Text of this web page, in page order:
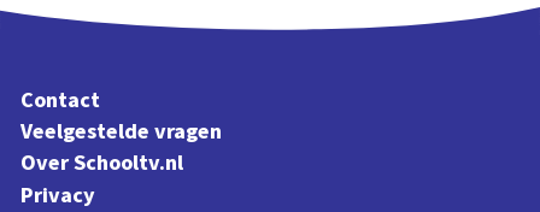
Contact
Veelgestelde vragen
Over Schooltv.nl
Privacy